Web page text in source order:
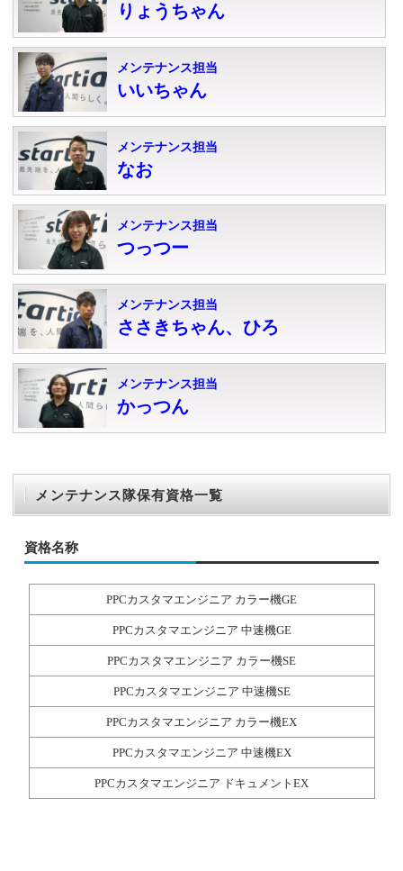
りょうちゃん
メンテナンス担当
いいちゃん
メンテナンス担当
なお
メンテナンス担当
つっつー
メンテナンス担当
ささきちゃん、ひろ
メンテナンス担当
かっつん
メンテナンス隊保有資格一覧
資格名称
PPCカスタマエンジニア カラー機GE
PPCカスタマエンジニア 中速機GE
PPCカスタマエンジニア カラー機SE
PPCカスタマエンジニア 中速機SE
PPCカスタマエンジニア カラー機EX
PPCカスタマエンジニア 中速機EX
PPCカスタマエンジニア ドキュメントEX